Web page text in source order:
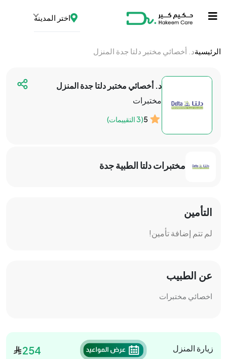
اختر المدينة
الرئيسيةد. أخصائي مختبر دلتا جدة المنزل
د. أخصائي مختبر دلتا جدة المنزل
مختبرات
5(3 التقييمات)
مختبرات دلتا الطبية جدة
التأمين
لم تتم إضافة تأمين!
عن الطبيب
اخصائي مختبرات
زيارة المنزل 254